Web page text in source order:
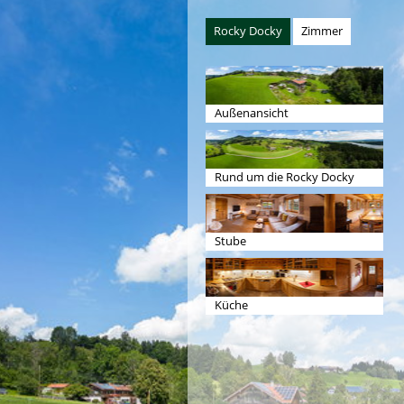
Rocky Docky Zimmer
Außenansicht
Rund um die Rocky Docky
Stube
Küche